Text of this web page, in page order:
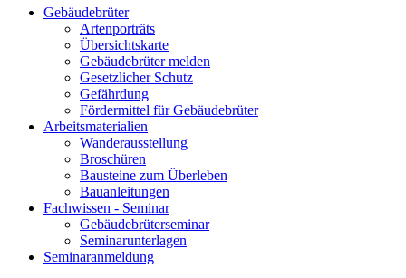
Gebäudebrüter
Artenporträts
Übersichtskarte
Gebäudebrüter melden
Gesetzlicher Schutz
Gefährdung
Fördermittel für Gebäudebrüter
Arbeitsmaterialien
Wanderausstellung
Broschüren
Bausteine zum Überleben
Bauanleitungen
Fachwissen - Seminar
Gebäudebrüterseminar
Seminarunterlagen
Seminaranmeldung